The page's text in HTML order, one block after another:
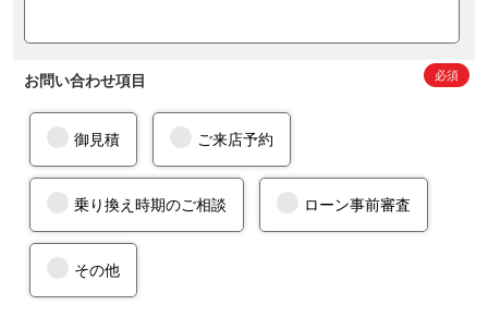
お問い合わせ項目
御見積 ご来店予約
乗り換え時期のご相談 ローン事前審査
その他